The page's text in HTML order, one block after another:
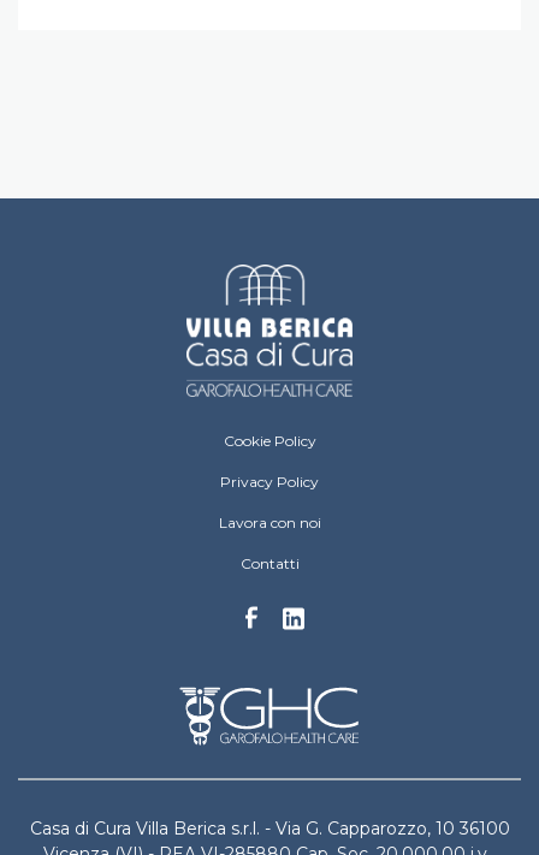
Villa Berica Footer menu
Cookie Policy
Privacy Policy
Lavora con noi
Contatti
Casa di Cura Villa Berica s.r.l. - Via G. Capparozzo, 10 36100